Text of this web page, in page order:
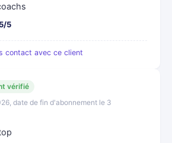
5/5
contact avec ce client
vérifié
date de fin d'abonnement le 3